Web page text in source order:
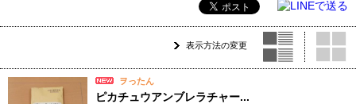
表示方法の変更
ヲったん
ピカチュウアンブレラチャー...